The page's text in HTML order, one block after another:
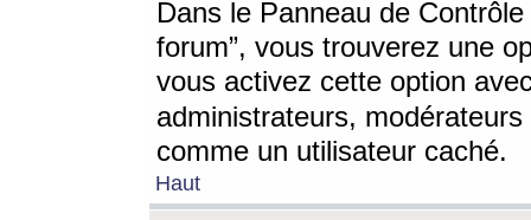
Dans le Panneau de
forum”, vous trouverez une
vous activez cette option
administrateurs,
comme un utilisateur caché.
Haut